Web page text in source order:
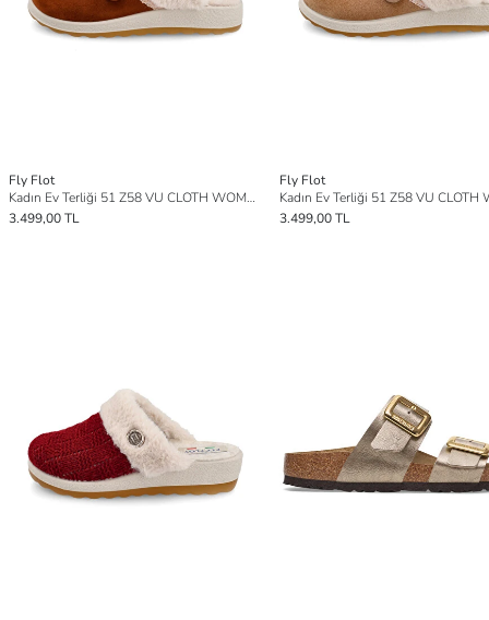
Fly Flot
Kadın Ev Terliği 51 Z58 VU CLOTH WOMAN SLIPPER
3.499,00 TL
Fly Flot
3.499,00 TL